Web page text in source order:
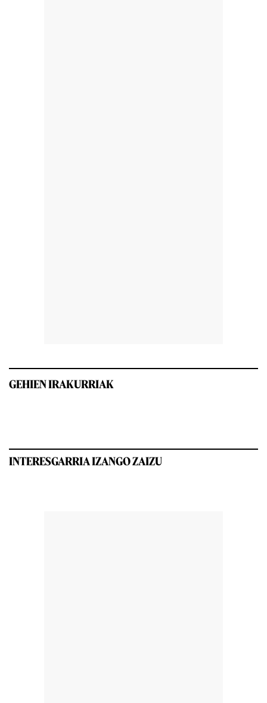
GEHIEN IRAKURRIAK
INTERESGARRIA IZANGO ZAIZU